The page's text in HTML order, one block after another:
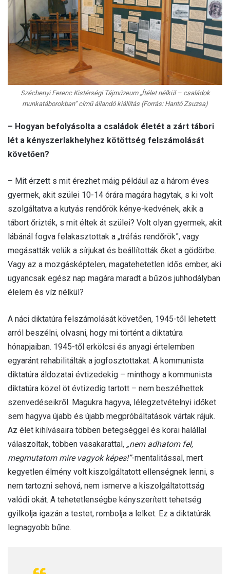
Széchenyi Ferenc Kistérségi Tájmúzeum „Ítélet nélkül – családok
munkatáborokban” című állandó kiállítás (Forrás: Hantó Zsuzsa)
– Hogyan befolyásolta a családok életét a zárt tábori
lét a kényszerlakhelyhez kötöttség felszámolását
követően?
– Mit érzett s mit érezhet máig például az a három éves
gyermek, akit szülei 10-14 órára magára hagytak, s ki volt
szolgáltatva a kutyás rendőrök kénye-kedvének, akik a
tábort őrizték, s mit éltek át szülei? Volt olyan gyermek, akit
lábánál fogva felakasztottak a „tréfás rendőrök”, vagy
megásatták velük a sírjukat és beállították őket a gödörbe.
Vagy az a mozgásképtelen, magatehetetlen idős ember, aki
ugyancsak egész nap magára maradt a bűzös juhhodályban
élelem és víz nélkül?
A náci diktatúra felszámolását követően, 1945-től lehetett
arról beszélni, olvasni, hogy mi történt a diktatúra
hónapjaiban. 1945-től erkölcsi és anyagi értelemben
egyaránt rehabilitálták a jogfosztottakat. A kommunista
diktatúra áldozatai évtizedekig – minthogy a kommunista
diktatúra közel öt évtizedig tartott – nem beszélhettek
szenvedéseikről. Magukra hagyva, lélegzetvételnyi időket
sem hagyva újabb és újabb megpróbáltatások vártak rájuk.
Az élet kihívásaira többen betegséggel és korai halállal
válaszoltak, többen vasakarattal, „nem adhatom fel,
megmutatom mire vagyok képes!”-mentalitással, mert
kegyetlen élmény volt kiszolgáltatott ellenségnek lenni, s
nem tartozni sehová, nem ismerve a kiszolgáltatottság
valódi okát. A tehetetlenségbe kényszerített tehetség
gyilkolja igazán a testet, rombolja a lelket. Ez a diktatúrák
legnagyobb bűne.